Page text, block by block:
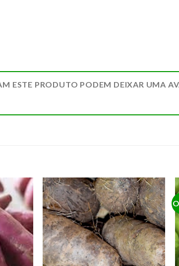
ESTE PRODUTO PODEM DEIXAR UMA
DE
ADICIONAR
A LISTA DE
COMPRAS